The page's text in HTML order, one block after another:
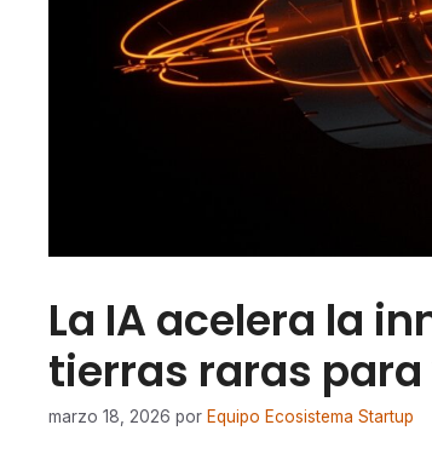
La IA acelera la
tierras raras
marzo 18, 2026 por Equipo Ecosistema Startup